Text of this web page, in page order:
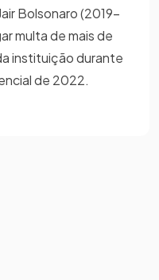
Bolsonaro (2019-
multa de mais de
instituição durante
de 2022.